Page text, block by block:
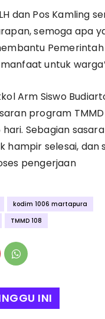
dan Pos Kamling
semoga apa
untuk
Arm Siswo
program TMMD
Sebagian
hampir selesai, dan
pengerjaan
kodim 1006 martapura
TMMD 108
INI